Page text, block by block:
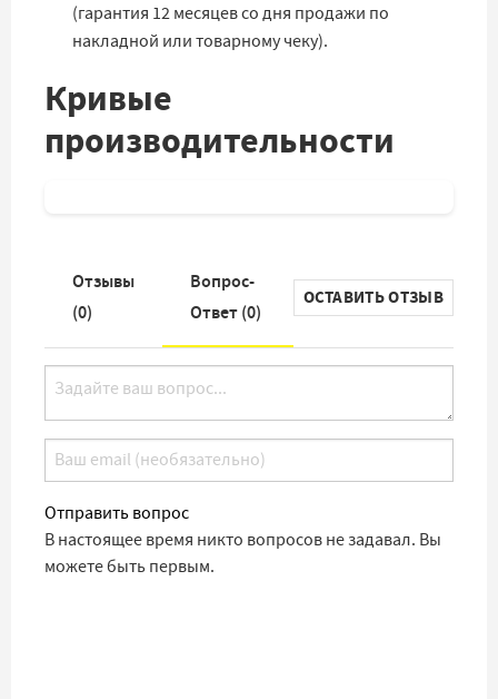
(гарантия 12 месяцев со дня продажи по
накладной или товарному чеку).
Кривые
производительности
Отзывы
(0)
Вопрос-
Ответ (0)
ОСТАВИТЬ ОТЗЫВ
Отправить вопрос
В настоящее время никто вопросов не задавал. Вы
можете быть первым.